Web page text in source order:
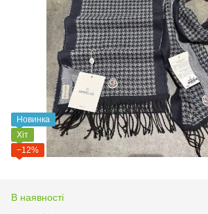
Новинка
Хіт
−12%
В наявності